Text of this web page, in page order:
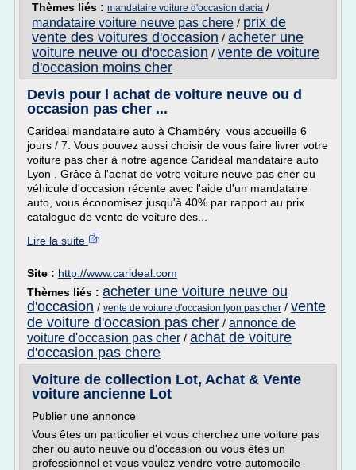
Thèmes liés : mandataire voiture d'occasion dacia /
mandataire voiture neuve pas chere / prix de
vente des voitures d'occasion / acheter une
voiture neuve ou d'occasion / vente de voiture
d'occasion moins cher
Devis pour l achat de voiture neuve ou d
occasion pas cher ...
Carideal mandataire auto à Chambéry vous accueille 6
jours / 7. Vous pouvez aussi choisir de vous faire livrer votre
voiture pas cher à notre agence Carideal mandataire auto
Lyon . Grâce à l'achat de votre voiture neuve pas cher ou
véhicule d'occasion récente avec l'aide d'un mandataire
auto, vous économisez jusqu'à 40% par rapport au prix
catalogue de vente de voiture des...
Lire la suite
Site : http://www.carideal.com
Thèmes liés : acheter une voiture neuve ou
d'occasion / vente de voiture d'occasion lyon pas cher / vente
de voiture d'occasion pas cher / annonce de
voiture d'occasion pas cher / achat de voiture
d'occasion pas chere
Voiture de collection Lot, Achat & Vente
voiture ancienne Lot
Publier une annonce
Vous êtes un particulier et vous cherchez une voiture pas
cher ou auto neuve ou d'occasion ou vous êtes un
professionnel et vous voulez vendre votre automobile